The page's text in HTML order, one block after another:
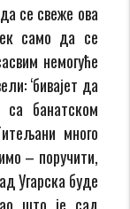
се свеже ова
само да се
немогуће
‘бивајет да
банатском
много
– поручити,
Угарска буде
што је сад